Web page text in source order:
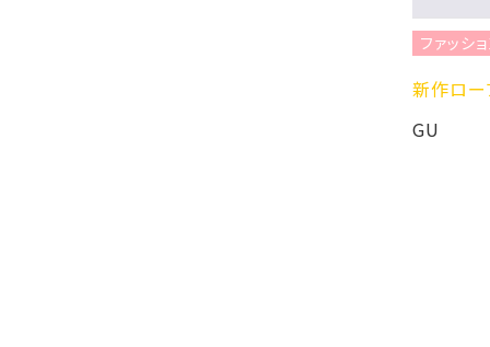
ファッシ
新作ロー
GU